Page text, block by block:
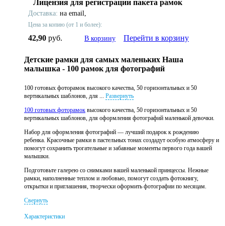
Лицензия для регистрации пакета рамок
Доставка: на email,
Цена за копию (от 1 и более):
42,90 руб. В корзину Перейти в корзину
Детские рамки для самых маленьких Наша
малышка - 100 рамок для фотографий
100 готовых фоторамок высокого качества, 50 горизонтальных и 50
вертикальных шаблонов, для ... Развернуть
100 готовых фоторамок высокого качества, 50 горизонтальных и 50
вертикальных шаблонов, для оформления фотографий маленькой девочки.
Набор для оформления фотографий — лучший подарок к рождению
ребенка. Красочные рамки в пастельных тонах создадут особую атмосферу и
помогут сохранить трогательные и забавные моменты первого года вашей
малышки.
Подготовьте галерею со снимками вашей маленькой принцессы. Нежные
рамки, наполненные теплом и любовью, помогут создать фотокнигу,
открытки и приглашения, творчески оформить фотографии по месяцам.
Свернуть
Характеристики